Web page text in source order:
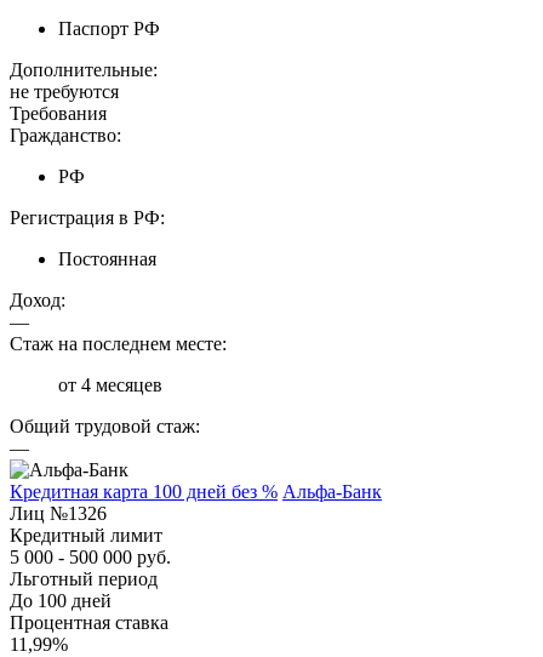
Паспорт РФ
Дополнительные:
не требуются
Требования
Гражданство:
РФ
Регистрация в РФ:
Постоянная
Доход:
—
Стаж на последнем месте:
от 4 месяцев
Общий трудовой стаж:
—
Кредитная карта 100 дней без % Альфа-Банк
Лиц №1326
Кредитный лимит
5 000 - 500 000 руб.
Льготный период
До 100 дней
Процентная ставка
11,99%